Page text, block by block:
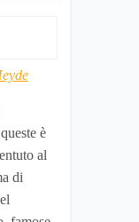
è
al
di